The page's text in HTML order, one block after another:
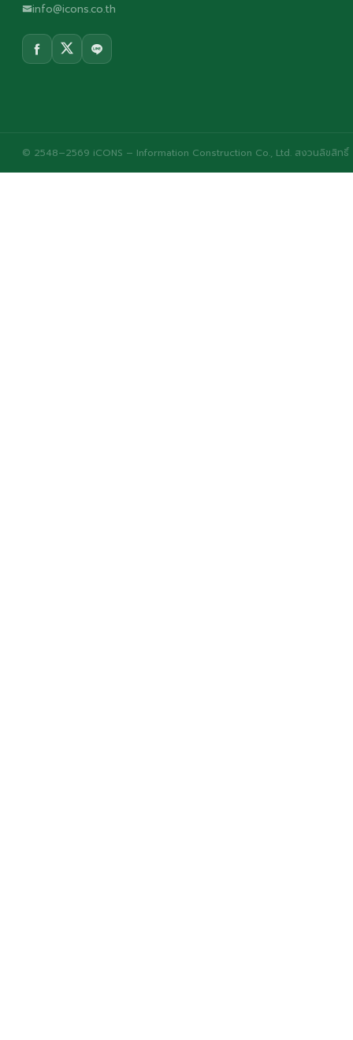
info@icons.co.th
© 2548–2569 iCONS – Information Construction Co., Ltd. สงวนลิขสิทธิ์